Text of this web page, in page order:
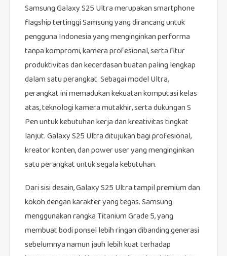
Samsung Galaxy S25 Ultra merupakan smartphone
flagship tertinggi Samsung yang dirancang untuk
pengguna Indonesia yang menginginkan performa
tanpa kompromi, kamera profesional, serta fitur
produktivitas dan kecerdasan buatan paling lengkap
dalam satu perangkat. Sebagai model Ultra,
perangkat ini memadukan kekuatan komputasi kelas
atas, teknologi kamera mutakhir, serta dukungan S
Pen untuk kebutuhan kerja dan kreativitas tingkat
lanjut. Galaxy S25 Ultra ditujukan bagi profesional,
kreator konten, dan power user yang menginginkan
satu perangkat untuk segala kebutuhan.
Dari sisi desain, Galaxy S25 Ultra tampil premium dan
kokoh dengan karakter yang tegas. Samsung
menggunakan rangka Titanium Grade 5, yang
membuat bodi ponsel lebih ringan dibanding generasi
sebelumnya namun jauh lebih kuat terhadap